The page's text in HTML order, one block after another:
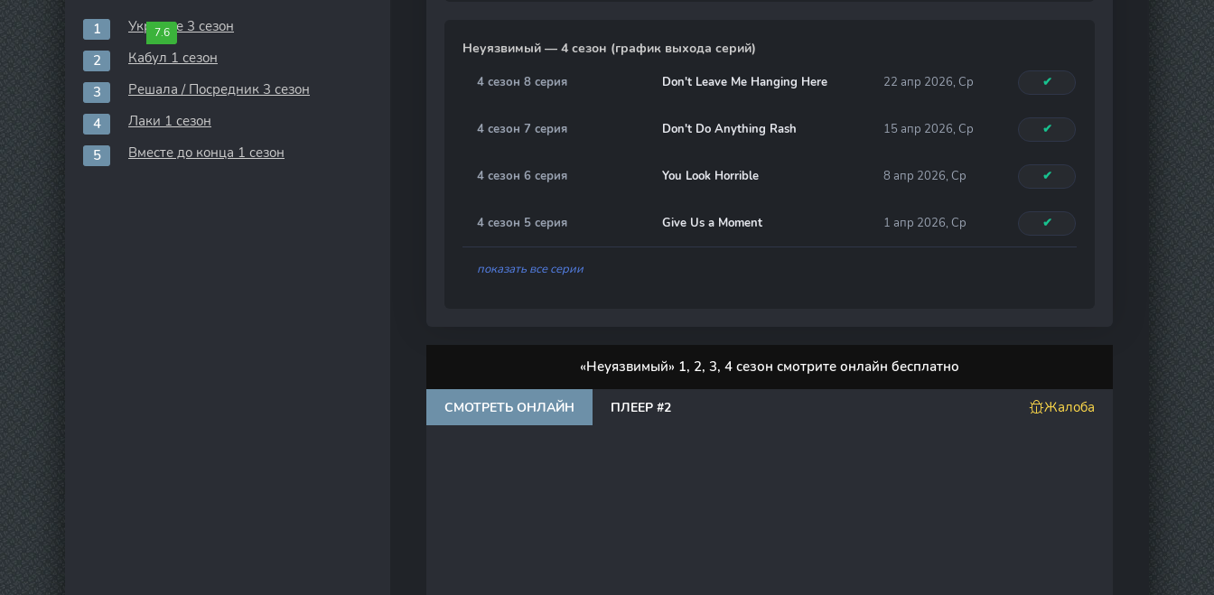
Неуязвимый — 4 сезон (график выхода серий)
4 сезон 8 серия Don't Leave Me Hanging Here 22 апр 2026, Ср ✔
4 сезон 7 серия Don't Do Anything Rash 15 апр 2026, Ср ✔
4 сезон 6 серия You Look Horrible 8 апр 2026, Ср ✔
4 сезон 5 серия Give Us a Moment 1 апр 2026, Ср ✔
показать все серии
«Неуязвимый» 1, 2, 3, 4 сезон смотрите онлайн бесплатно
СМОТРЕТЬ ОНЛАЙН ПЛЕЕР #2 Жалоба
7.6
Укрытие 3 сезон
Кабул 1 сезон
Решала / Посредник 3 сезон
Лаки 1 сезон
Вместе до конца 1 сезон